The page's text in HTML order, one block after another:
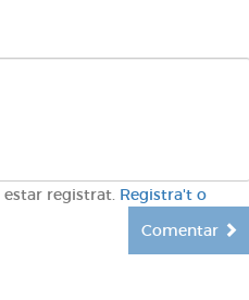
registrat. Registra't o
Comentar